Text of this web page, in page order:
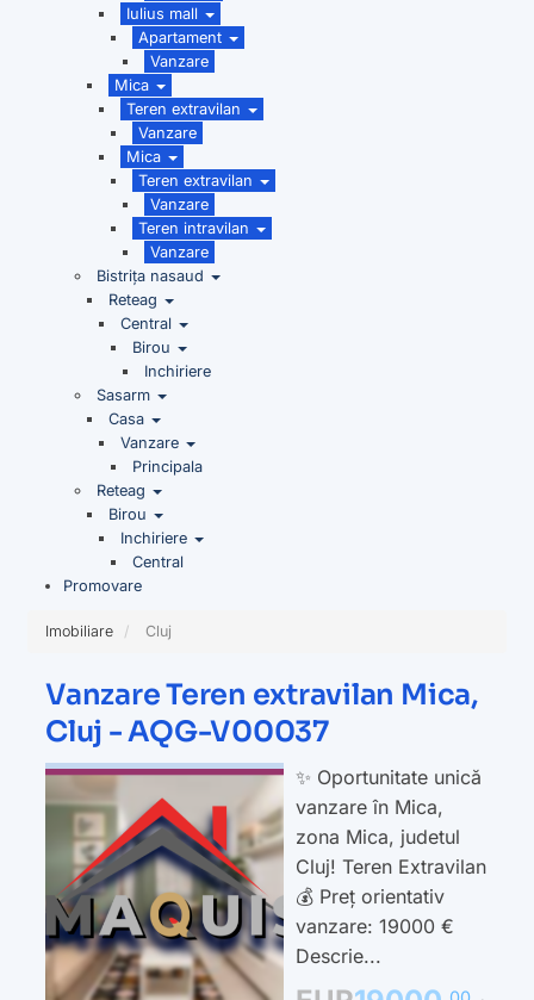
Iulius mall
Apartament
Vanzare
Mica
Teren extravilan
Vanzare
Mica
Teren extravilan
Vanzare
Teren intravilan
Vanzare
Bistrița nasaud
Reteag
Central
Birou
Inchiriere
Sasarm
Casa
Vanzare
Principala
Reteag
Birou
Inchiriere
Central
Promovare
Imobiliare Cluj
Vanzare Teren extravilan Mica,
Cluj - AQG-V00037
✨ Oportunitate unică
vanzare în Mica,
zona Mica, judetul
Cluj! Teren Extravilan
💰 Preț orientativ
vanzare: 19000 €
Descrie...